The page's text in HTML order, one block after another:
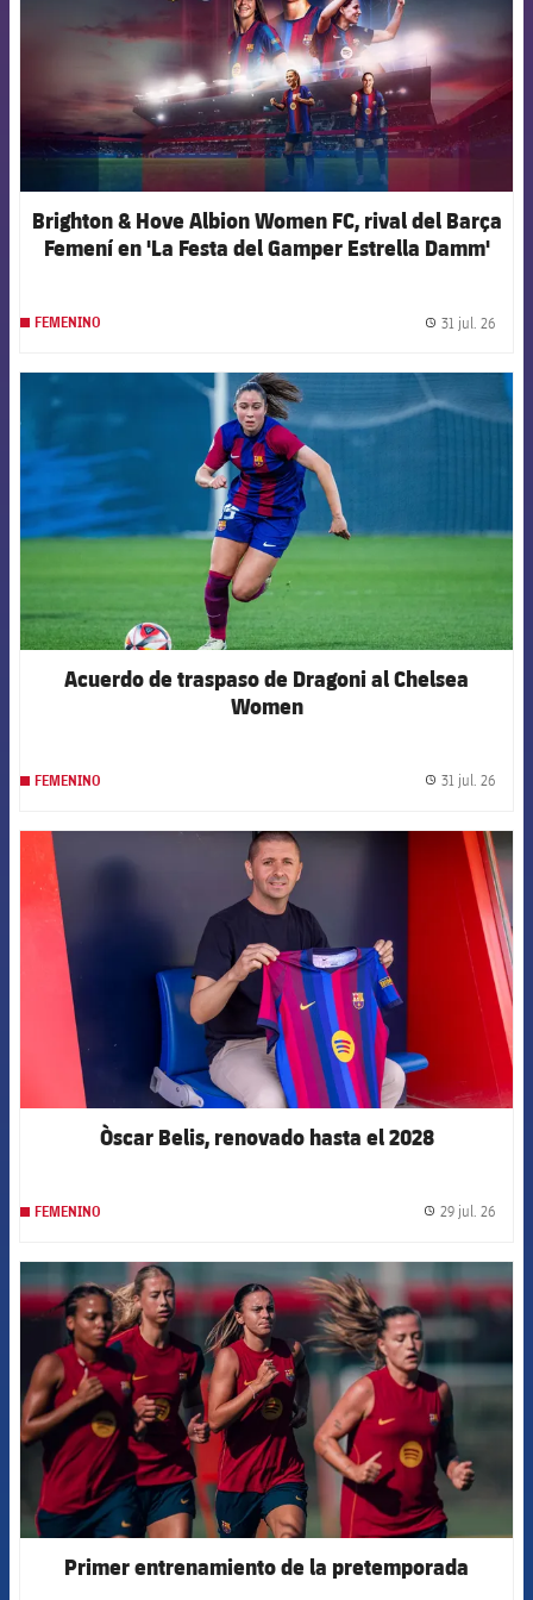
Brighton & Hove Albion Women FC, rival del Barça
Femení en 'La Festa del Gamper Estrella Damm'
FEMENINO 31 jul. 26
FCB Barcelona badge
Acuerdo de traspaso de Dragoni al Chelsea
Women
FEMENINO 31 jul. 26
FCB Barcelona badge
Òscar Belis, renovado hasta el 2028
FEMENINO 29 jul. 26
FCB Barcelona badge
Primer entrenamiento de la pretemporada